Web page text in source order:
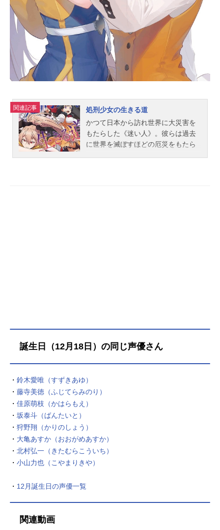
月22日（日）テレビ東京系にて話数
全12話キャスト美空かなた：中川梨
花小父内涼葉：中島由貴杏那・アヴ
ェイロ：武田羅梨沙多胡大谷穏花：
石見舞菜香谷崎詩音：佳原萌枝海音
寺恵深：伊藤美来伊沢野苺：田所
関連記事
処刑少女の生きる道
かつて日本から訪れ世界に大災害を
もたらした《迷い人》。彼らは過去
に世界を滅ぼすほどの厄災をもたら
作品名処刑少女の生きる道放送形態T
（金）～2022年6月17日（金）TOKY
リ：佳原萌枝処刑人補佐・モモ：金
元寿子諸国漫遊の姫騎士・アーシュ
ナ：M・A・O無能力の《迷い人》・
ー）・フレア：甲斐田裕子大司教・
オーウェル：久保田民絵マノン：石
見舞菜香パンデモニウム：春野杏シ
シリア：渡辺明乃スタッフ原作：佐
藤真登(GA文庫...
誕生日（12月18日）の同じ声優さん
・ 鈴木愛唯（すずきあゆ）
・ 藤寺美徳（ふじてらみのり）
・ 佳原萌枝（かはらもえ）
・ 坂泰斗（ばんたいと）
・ 狩野翔（かりのしょう）
・ 大亀あすか（おおがめあすか）
・ 北村弘一（きたむらこういち）
・ 小山力也（こやまりきや）
・ 12月誕生日の声優一覧
関連動画